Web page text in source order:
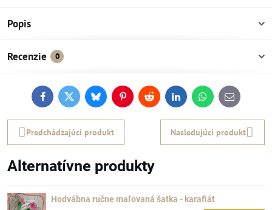
Popis
Recenzie 0
FacebookTwitterBlueskyPinterestReddit LinkedInWhatsApp
E-
mail
Predchádzajúci produkt Nasledujúci produkt
Alternatívne produkty
Hodvábna ručne maľovaná šatka - karafiát